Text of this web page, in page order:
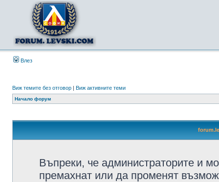
Влез
Виж темите без отговор | Виж активните теми
Начало форум
Въпреки, че администраторите и
премахнат или да променят